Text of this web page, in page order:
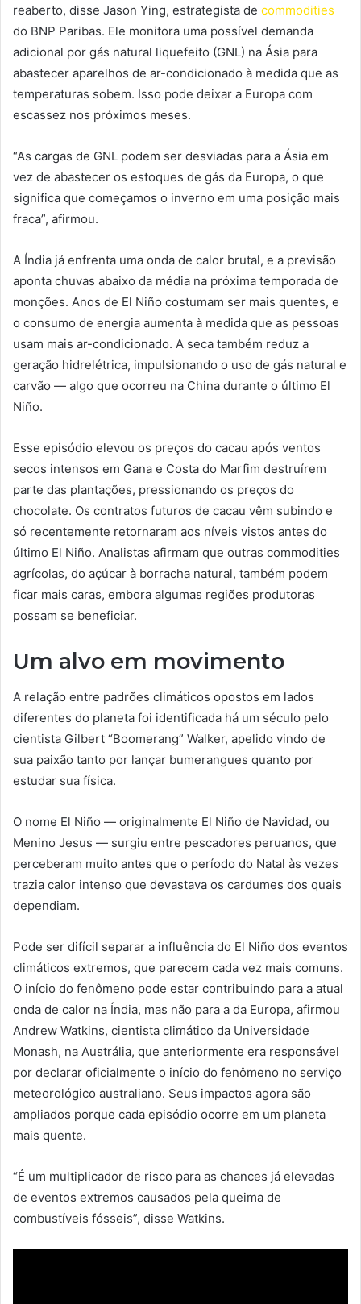
reaberto, disse Jason Ying, estrategista de commodities
do BNP Paribas. Ele monitora uma possível demanda
adicional por gás natural liquefeito (GNL) na Ásia para
abastecer aparelhos de ar-condicionado à medida que as
temperaturas sobem. Isso pode deixar a Europa com
escassez nos próximos meses.
“As cargas de GNL podem ser desviadas para a Ásia em
vez de abastecer os estoques de gás da Europa, o que
significa que começamos o inverno em uma posição mais
fraca”, afirmou.
A Índia já enfrenta uma onda de calor brutal, e a previsão
aponta chuvas abaixo da média na próxima temporada de
monções. Anos de El Niño costumam ser mais quentes, e
o consumo de energia aumenta à medida que as pessoas
usam mais ar-condicionado. A seca também reduz a
geração hidrelétrica, impulsionando o uso de gás natural e
carvão — algo que ocorreu na China durante o último El
Niño.
Esse episódio elevou os preços do cacau após ventos
secos intensos em Gana e Costa do Marfim destruírem
parte das plantações, pressionando os preços do
chocolate. Os contratos futuros de cacau vêm subindo e
só recentemente retornaram aos níveis vistos antes do
último El Niño. Analistas afirmam que outras commodities
agrícolas, do açúcar à borracha natural, também podem
ficar mais caras, embora algumas regiões produtoras
possam se beneficiar.
Um alvo em movimento
A relação entre padrões climáticos opostos em lados
diferentes do planeta foi identificada há um século pelo
cientista Gilbert “Boomerang” Walker, apelido vindo de
sua paixão tanto por lançar bumerangues quanto por
estudar sua física.
O nome El Niño — originalmente El Niño de Navidad, ou
Menino Jesus — surgiu entre pescadores peruanos, que
perceberam muito antes que o período do Natal às vezes
trazia calor intenso que devastava os cardumes dos quais
dependiam.
Pode ser difícil separar a influência do El Niño dos eventos
climáticos extremos, que parecem cada vez mais comuns.
O início do fenômeno pode estar contribuindo para a atual
onda de calor na Índia, mas não para a da Europa, afirmou
Andrew Watkins, cientista climático da Universidade
Monash, na Austrália, que anteriormente era responsável
por declarar oficialmente o início do fenômeno no serviço
meteorológico australiano. Seus impactos agora são
ampliados porque cada episódio ocorre em um planeta
mais quente.
“É um multiplicador de risco para as chances já elevadas
de eventos extremos causados pela queima de
combustíveis fósseis”, disse Watkins.